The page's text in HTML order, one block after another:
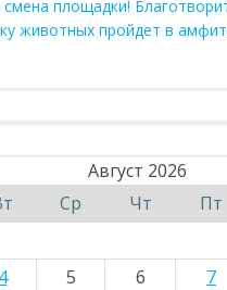
площадки!
животных пройдет в
Август 2026
Ср Чт Пт
4 5 6 7